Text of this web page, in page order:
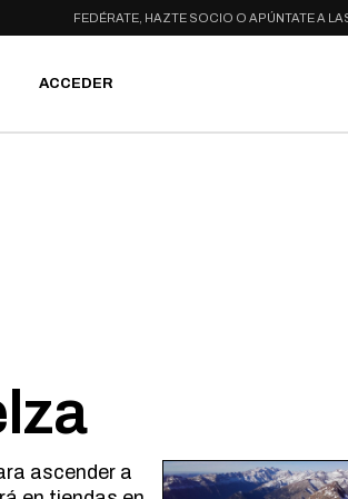
FEDÉRATE, HAZTE SOCIO O APÚNTATE A
ACCEDER
ascender a